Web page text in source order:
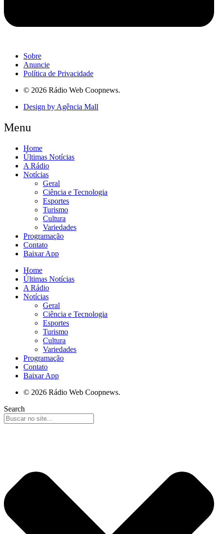
Sobre
Anuncie
Política de Privacidade
© 2026 Rádio Web Coopnews.
Design by Agência Mall
Menu
Home
Últimas Notícias
A Rádio
Notícias
Geral
Ciência e Tecnologia
Esportes
Turismo
Cultura
Variedades
Programação
Contato
Baixar App
Home
Últimas Notícias
A Rádio
Notícias
Geral
Ciência e Tecnologia
Esportes
Turismo
Cultura
Variedades
Programação
Contato
Baixar App
© 2026 Rádio Web Coopnews.
Search